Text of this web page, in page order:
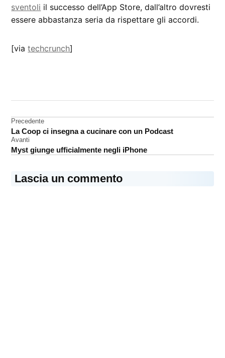
sventoli il successo dell’App Store, dall’altro dovresti
essere abbastanza seria da rispettare gli accordi.
[viatechcrunch]
Apple
Navigazione
articoli
Precedente
La Coop ci insegna a cucinare con un Podcast
Avanti
Myst giunge ufficialmente negli iPhone
Lascia un commento